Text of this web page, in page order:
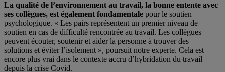
La qualité de l’environnement au travail, la bonne entente avec
ses collègues, est également fondamentale pour le soutien
psychologique. « Les pairs représentent un premier niveau de
soutien en cas de difficulté rencontrée au travail. Les collègues
peuvent écouter, soutenir et aider la personne à trouver des
solutions et éviter l’isolement », poursuit notre experte. Cela est
encore plus vrai dans le contexte accru d’hybridation du travail
depuis la crise Covid.